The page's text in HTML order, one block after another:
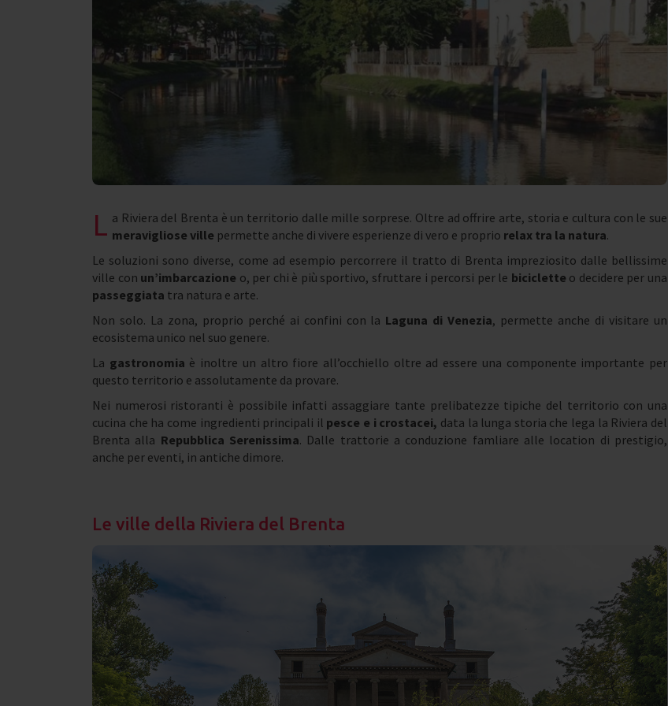
L a Riviera del Brenta è un territorio dalle mille sorprese. Oltre ad offrire arte, storia e cultura con le sue
meravigliose ville permette anche di vivere esperienze di vero e proprio relax tra la natura.
Le soluzioni sono diverse, come ad esempio percorrere il tratto di Brenta impreziosito dalle bellissime
ville con un’imbarcazione o, per chi è più sportivo, sfruttare i percorsi per le biciclette o decidere per una
passeggiata tra natura e arte.
Non solo. La zona, proprio perché ai confini con la Laguna di Venezia, permette anche di visitare un
ecosistema unico nel suo genere.
La gastronomia è inoltre un altro fiore all’occhiello oltre ad essere una componente importante per
questo territorio e assolutamente da provare.
Nei numerosi ristoranti è possibile infatti assaggiare tante prelibatezze tipiche del territorio con una
cucina che ha come ingredienti principali il pesce e i crostacei, data la lunga storia che lega la Riviera del
Brenta alla Repubblica Serenissima. Dalle trattorie a conduzione famliare alle location di prestigio,
anche per eventi, in antiche dimore.
Le ville della Riviera del Brenta